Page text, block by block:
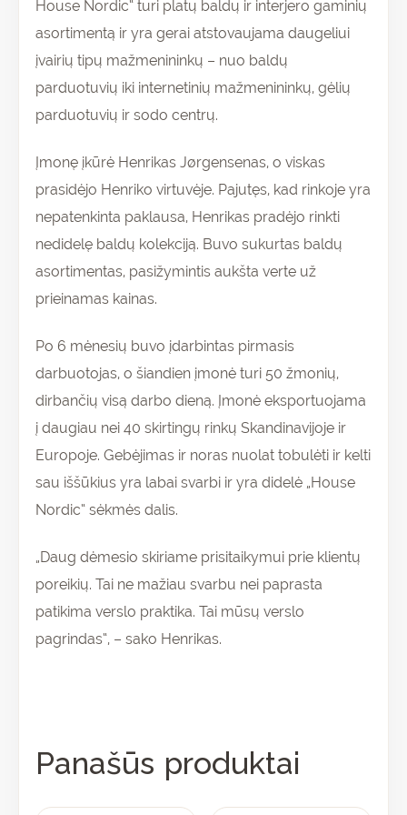
House Nordic“ turi platų baldų ir interjero gaminių
asortimentą ir yra gerai atstovaujama daugeliui
įvairių tipų mažmenininkų – nuo baldų
parduotuvių iki internetinių mažmenininkų, gėlių
parduotuvių ir sodo centrų.
Įmonę įkūrė Henrikas Jørgensenas, o viskas
prasidėjo Henriko virtuvėje. Pajutęs, kad rinkoje yra
nepatenkinta paklausa, Henrikas pradėjo rinkti
nedidelę baldų kolekciją. Buvo sukurtas baldų
asortimentas, pasižymintis aukšta verte už
prieinamas kainas.
Po 6 mėnesių buvo įdarbintas pirmasis
darbuotojas, o šiandien įmonė turi 50 žmonių,
dirbančių visą darbo dieną. Įmonė eksportuojama
į daugiau nei 40 skirtingų rinkų Skandinavijoje ir
Europoje. Gebėjimas ir noras nuolat tobulėti ir kelti
sau iššūkius yra labai svarbi ir yra didelė „House
Nordic“ sėkmės dalis.
„Daug dėmesio skiriame prisitaikymui prie klientų
poreikių. Tai ne mažiau svarbu nei paprasta
patikima verslo praktika. Tai mūsų verslo
pagrindas“, – sako Henrikas.
Panašūs produktai